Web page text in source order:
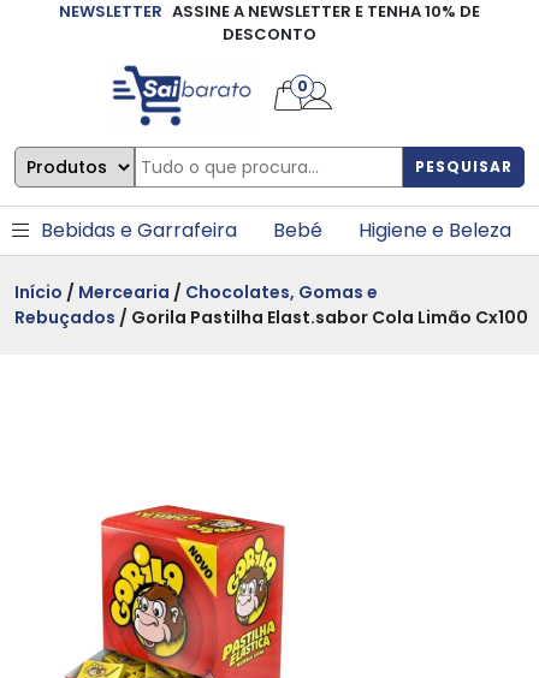
NEWSLETTER ASSINE A NEWSLETTER E TENHA 10% DE
DESCONTO
PESQUISAR
0
Bebidas e Garrafeira Bebé Higiene e Beleza
Início / Mercearia / Chocolates, Gomas e
Rebuçados / Gorila Pastilha Elast.sabor Cola Limão Cx100